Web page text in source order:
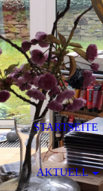
STARTSEITE
AKTUELL